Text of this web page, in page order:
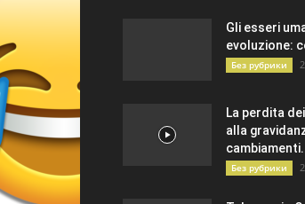
Gli esseri
evoluzione:
Без рубрики
La perdita
alla
Без рубрики